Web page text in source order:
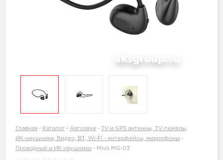
Главная - Каталог - Автозвук -
TV и GPS антенны, TV-тюнеры,
ИК-наушники, Видео, ВТ, Wi-Fi - интерфейсы, микрофоны -
Проводные и ИК наушники - Mivo MG-03